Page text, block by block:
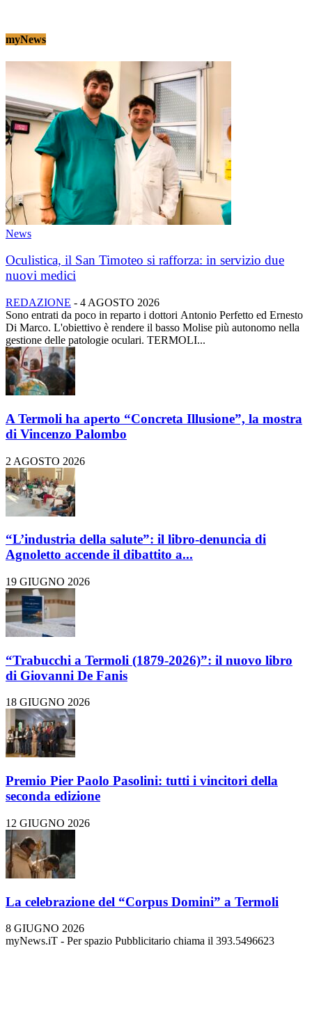
myNews
News
Oculistica, il San Timoteo si rafforza: in servizio due
nuovi medici
REDAZIONE - 4 AGOSTO 2026
Sono entrati da poco in reparto i dottori Antonio Perfetto ed Ernesto
Di Marco. L'obiettivo è rendere il basso Molise più autonomo nella
gestione delle patologie oculari. TERMOLI...
A Termoli ha aperto “Concreta Illusione”, la mostra
di Vincenzo Palombo
2 AGOSTO 2026
“L’industria della salute”: il libro-denuncia di
Agnoletto accende il dibattito a...
19 GIUGNO 2026
“Trabucchi a Termoli (1879-2026)”: il nuovo libro
di Giovanni De Fanis
18 GIUGNO 2026
Premio Pier Paolo Pasolini: tutti i vincitori della
seconda edizione
12 GIUGNO 2026
La celebrazione del “Corpus Domini” a Termoli
8 GIUGNO 2026
myNews.iT - Per spazio Pubblicitario chiama il 393.5496623